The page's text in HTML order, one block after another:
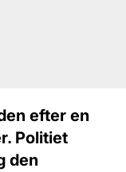
efter en
Politiet
den